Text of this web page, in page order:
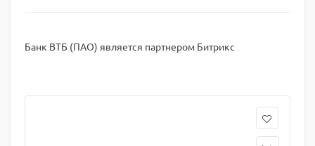
Банк ВТБ (ПАО) является партнером Битрикс